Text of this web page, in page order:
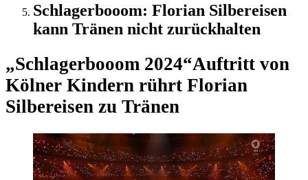
Schlagerbooom: Florian Silbereisen
kann Tränen nicht zurückhalten
„Schlagerbooom 2024“Auftritt von
Kölner Kindern rührt Florian
Silbereisen zu Tränen